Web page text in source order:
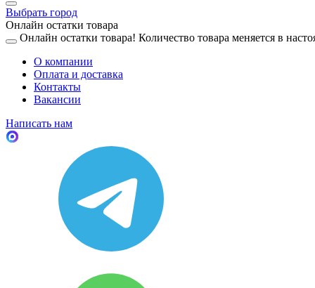
Выбрать город
Онлайн остатки товара
Онлайн остатки товара! Количество товара меняется в
О компании
Оплата и доставка
Контакты
Вакансии
Написать нам